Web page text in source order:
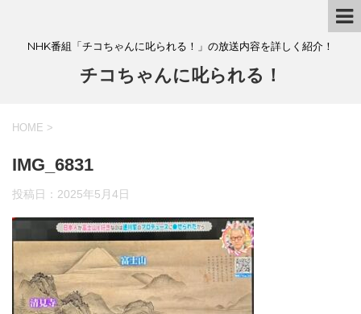
NHK番組「チコちゃんに叱られる！」の放送内容を詳しく紹介！
チコちゃんに叱られる！
HOME >
IMG_6831
投稿日： 2025年5月4日